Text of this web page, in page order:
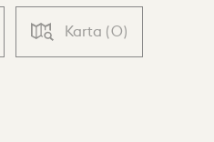
Karta (0)